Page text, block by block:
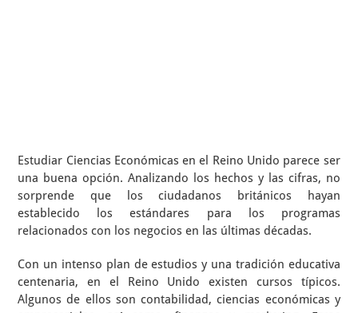
Estudiar Ciencias Económicas en el Reino Unido parece ser
una buena opción. Analizando los hechos y las cifras, no
sorprende que los ciudadanos británicos hayan
establecido los estándares para los programas
relacionados con los negocios en las últimas décadas.
Con un intenso plan de estudios y una tradición educativa
centenaria, en el Reino Unido existen cursos típicos.
Algunos de ellos son contabilidad, ciencias económicas y